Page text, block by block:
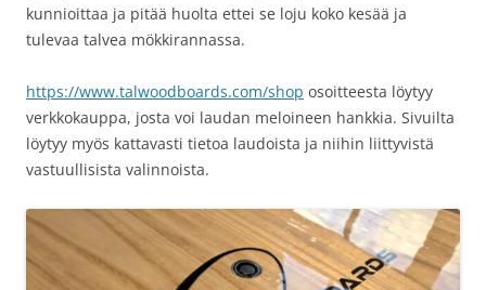
kunnioittaa ja pitää huolta ettei se loju koko kesää ja
tulevaa talvea mökkirannassa.
https://www.talwoodboards.com/shop osoitteesta löytyy
verkkokauppa, josta voi laudan meloineen hankkia. Sivuilta
löytyy myös kattavasti tietoa laudoista ja niihin liittyvistä
vastuullisista valinnoista.